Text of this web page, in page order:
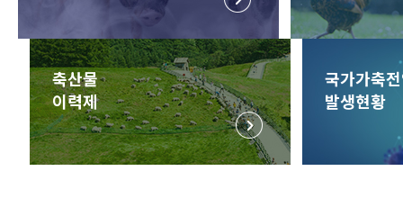
축산물
이력제
국가가축
발생현황